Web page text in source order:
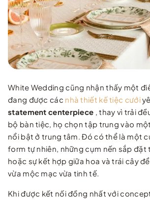
White Wedding cũng nhận thấy một
đang được các nhà thiết kế tiệc cưới
statement centerpiece , thay vì trải
bộ bàn tiệc, họ chọn tập trung vào
nổi bật ở trung tâm. Đó có thể là một
form tự nhiên, những cụm nến sắp đặt
hoặc sự kết hợp giữa hoa và trái cây
vừa mộc mạc vừa tinh tế.
Khi được kết nối đồng nhất với